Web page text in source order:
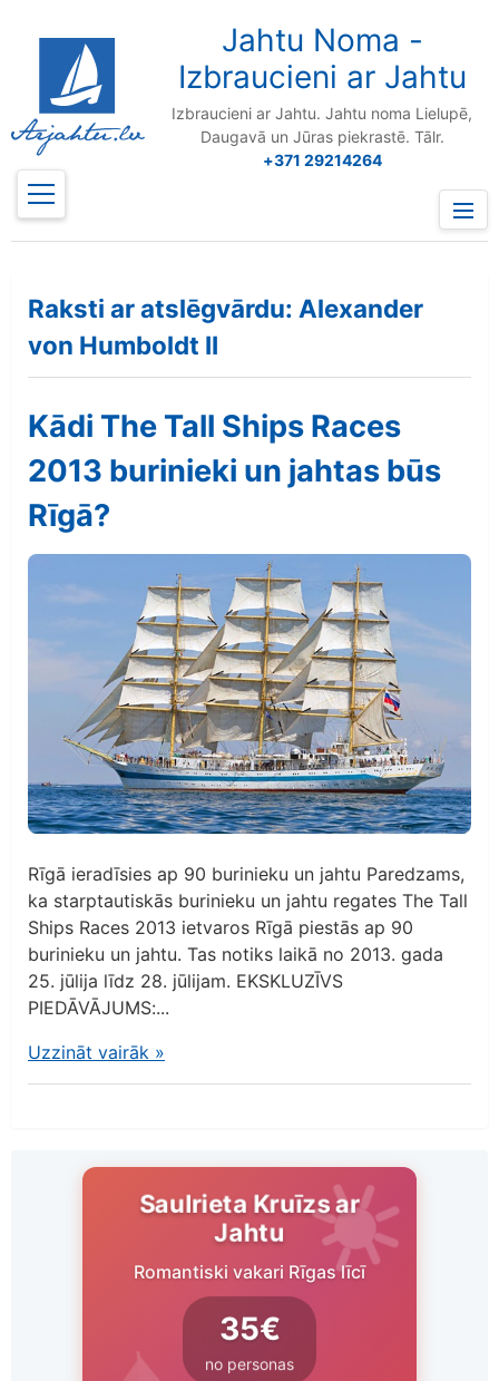
Jahtu Noma -
Izbraucieni ar Jahtu
Izbraucieni ar Jahtu. Jahtu noma Lielupē,
Daugavā un Jūras piekrastē. Tālr.
+371 29214264
Menu
Raksti ar atslēgvārdu: Alexander
von Humboldt II
Kādi The Tall Ships Races
2013 burinieki un jahtas būs
Rīgā?
Rīgā ieradīsies ap 90 burinieku un jahtu Paredzams,
ka starptautiskās burinieku un jahtu regates The Tall
Ships Races 2013 ietvaros Rīgā piestās ap 90
burinieku un jahtu. Tas notiks laikā no 2013. gada
25. jūlija līdz 28. jūlijam. EKSKLUZĪVS
PIEDĀVĀJUMS:...
Uzzināt vairāk »
Saulrieta Kruīzs ar
Jahtu
Romantiski vakari Rīgas līcī
35€
no personas